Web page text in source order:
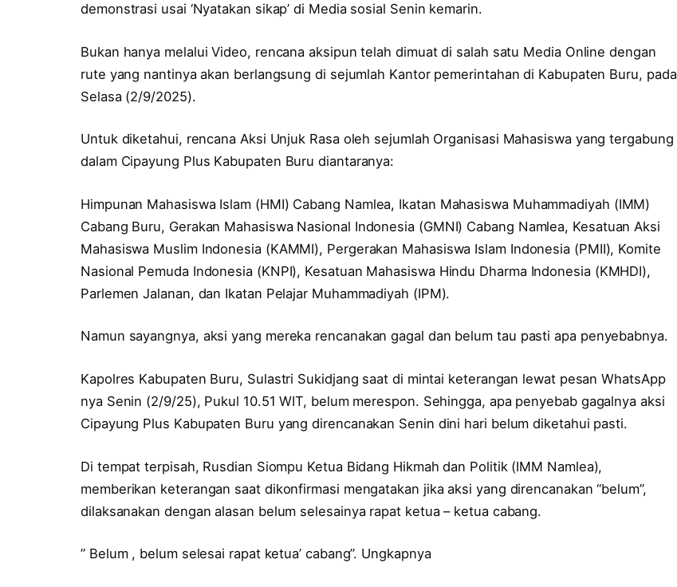
demonstrasi usai ‘Nyatakan sikap’ di Media sosial Senin kemarin.
Bukan hanya melalui Video, rencana aksipun telah dimuat di salah satu Media Online dengan
rute yang nantinya akan berlangsung di sejumlah Kantor pemerintahan di Kabupaten Buru, pada
Selasa (2/9/2025).
Untuk diketahui, rencana Aksi Unjuk Rasa oleh sejumlah Organisasi Mahasiswa yang tergabung
dalam Cipayung Plus Kabupaten Buru diantaranya:
Himpunan Mahasiswa Islam (HMI) Cabang Namlea, Ikatan Mahasiswa Muhammadiyah (IMM)
Cabang Buru, Gerakan Mahasiswa Nasional Indonesia (GMNI) Cabang Namlea, Kesatuan Aksi
Mahasiswa Muslim Indonesia (KAMMI), Pergerakan Mahasiswa Islam Indonesia (PMII), Komite
Nasional Pemuda Indonesia (KNPI), Kesatuan Mahasiswa Hindu Dharma Indonesia (KMHDI),
Parlemen Jalanan, dan Ikatan Pelajar Muhammadiyah (IPM).
Namun sayangnya, aksi yang mereka rencanakan gagal dan belum tau pasti apa penyebabnya.
Kapolres Kabupaten Buru, Sulastri Sukidjang saat di mintai keterangan lewat pesan WhatsApp
nya Senin (2/9/25), Pukul 10.51 WIT, belum merespon. Sehingga, apa penyebab gagalnya aksi
Cipayung Plus Kabupaten Buru yang direncanakan Senin dini hari belum diketahui pasti.
Di tempat terpisah, Rusdian Siompu Ketua Bidang Hikmah dan Politik (IMM Namlea),
memberikan keterangan saat dikonfirmasi mengatakan jika aksi yang direncanakan “belum”,
dilaksanakan dengan alasan belum selesainya rapat ketua – ketua cabang.
” Belum , belum selesai rapat ketua’ cabang”. Ungkapnya